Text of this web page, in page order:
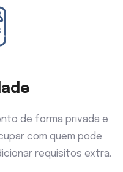
de forma privada e
com quem pode
requisitos extra.